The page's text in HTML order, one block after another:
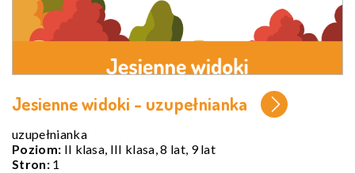
Jesienne widoki - uzupełnianka
uzupełnianka
Poziom: II klasa, III klasa, 8 lat, 9 lat
Stron:1